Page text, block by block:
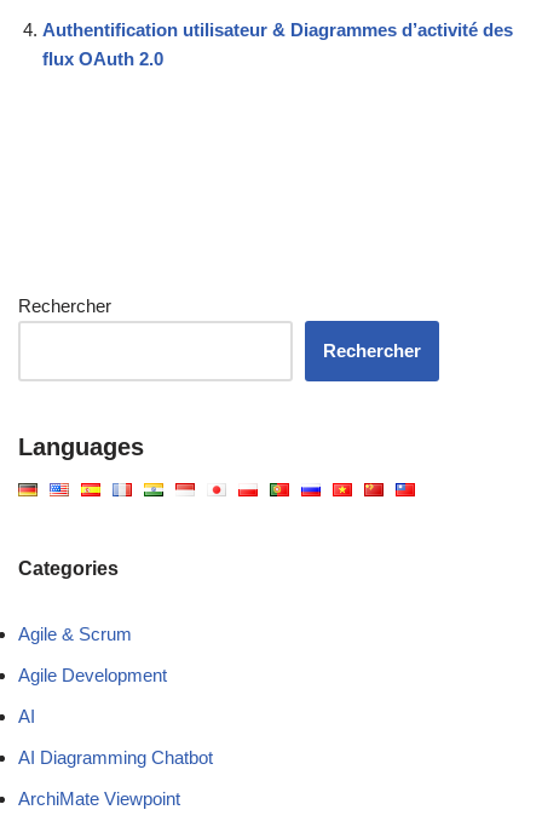
Authentification utilisateur & Diagrammes d’activité des
flux OAuth 2.0
Rechercher
Rechercher
Languages
Categories
Agile & Scrum
Agile Development
AI
AI Diagramming Chatbot
ArchiMate Viewpoint